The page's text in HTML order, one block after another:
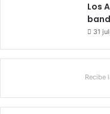
Los
31
Recibe